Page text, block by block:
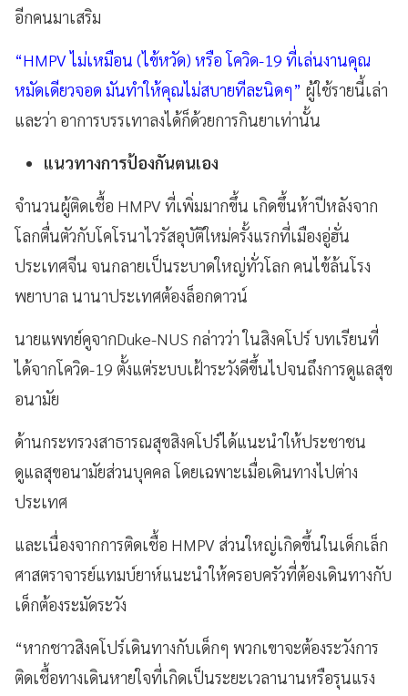
อีกคนมาเสริม
“HMPV ไม่เหมือน (ไข้หวัด) หรือ โควิด-19 ที่เล่นงานคุณ
หมัดเดียวจอด มันทำให้คุณไม่สบายทีละนิดๆ” ผู้ใช้รายนี้เล่า
และว่า อาการบรรเทาลงได้ก็ด้วยการกินยาเท่านั้น
แนวทางการป้องกันตนเอง
จำนวนผู้ติดเชื้อ HMPV ที่เพิ่มมากขึ้น เกิดขึ้นห้าปีหลังจาก
โลกตื่นตัวกับโคโรนาไวรัสอุบัติใหม่ครั้งแรกที่เมืองอู่ฮั่น
ประเทศจีน จนกลายเป็นระบาดใหญ่ทั่วโลก คนไข้ล้นโรง
พยาบาล นานาประเทศต้องล็อกดาวน์
นายแพทย์คูจากDuke-NUS กล่าวว่า ในสิงคโปร์ บทเรียนที่
ได้จากโควิด-19 ตั้งแต่ระบบเฝ้าระวังดีขึ้นไปจนถึงการดูแลสุข
อนามัย
ด้านกระทรวงสาธารณสุขสิงคโปร์ได้แนะนำให้ประชาชน
ดูแลสุขอนามัยส่วนบุคคล โดยเฉพาะเมื่อเดินทางไปต่าง
ประเทศ
และเนื่องจากการติดเชื้อ HMPV ส่วนใหญ่เกิดขึ้นในเด็กเล็ก
ศาสตราจารย์แทมบ์ยาห์แนะนำให้ครอบครัวที่ต้องเดินทางกับ
เด็กต้องระมัดระวัง
“หากชาวสิงคโปร์เดินทางกับเด็กๆ พวกเขาจะต้องระวังการ
ติดเชื้อทางเดินหายใจที่เกิดเป็นระยะเวลานานหรือรุนแรง